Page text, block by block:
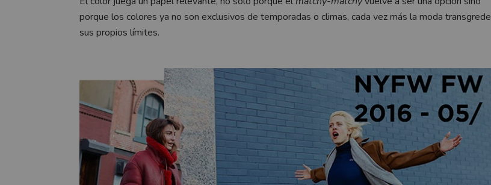
porque los colores ya no son exclusivos de temporadas o climas, cada vez más la moda transgrede
sus propios límites.